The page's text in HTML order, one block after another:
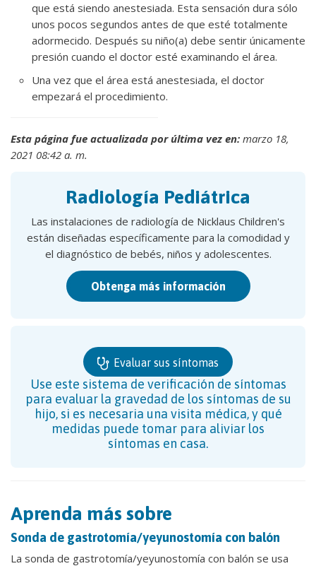
que está siendo anestesiada. Esta sensación dura sólo
unos pocos segundos antes de que esté totalmente
adormecido. Después su niño(a) debe sentir únicamente
presión cuando el doctor esté examinando el área.
Una vez que el área está anestesiada, el doctor
empezará el procedimiento.
Esta página fue actualizada por última vez en: marzo 18,
2021 08:42 a. m.
Radiología Pediátrica
Las instalaciones de radiología de Nicklaus Children's
están diseñadas específicamente para la comodidad y
el diagnóstico de bebés, niños y adolescentes.
Obtenga más información
Evaluar sus síntomas
Use este sistema de verificación de síntomas
para evaluar la gravedad de los síntomas de su
hijo, si es necesaria una visita médica, y qué
medidas puede tomar para aliviar los
síntomas en casa.
Aprenda más sobre
Sonda de gastrotomía/yeyunostomía con balón
La sonda de gastrotomía/yeyunostomía con balón se usa